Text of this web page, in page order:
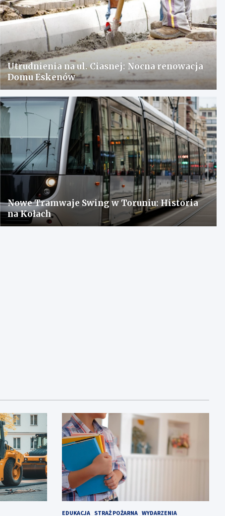
Utrudnienia na ul. Ciasnej: Nocna renowacja
Domu Eskenów
Nowe Tramwaje Swing w Toruniu: Historia
na Kołach
EDUKACJA STRAŻ POŻARNA WYDARZENIA